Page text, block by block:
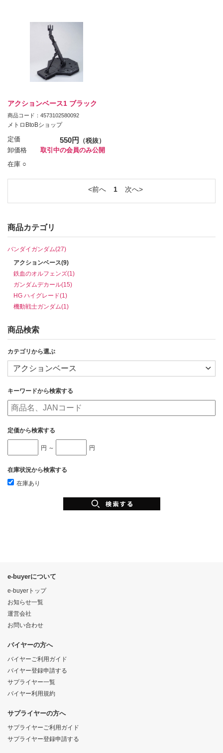
アクションベース1 ブラック
商品コード：4573102580092
メトロBtoBショップ
定価 550円
（税抜）
卸価格
取引中の会員のみ公開
在庫 ○
前へ 1 次へ
商品カテゴリ
バンダイガンダム(27)
アクションベース(9)
鉄血のオルフェンズ(1)
ガンダムデカール(15)
HG ハイグレード(1)
機動戦士ガンダム(1)
商品検索
カテゴリから選ぶ
キーワードから検索する
定価から検索する
円 ～ 円
在庫状況から検索する
在庫あり
e-buyerについて
e-buyerトップ
お知らせ一覧
運営会社
お問い合わせ
バイヤーの方へ
バイヤーご利用ガイド
バイヤー登録申請する
サプライヤー一覧
バイヤー利用規約
サプライヤーの方へ
サプライヤーご利用ガイド
サプライヤー登録申請する